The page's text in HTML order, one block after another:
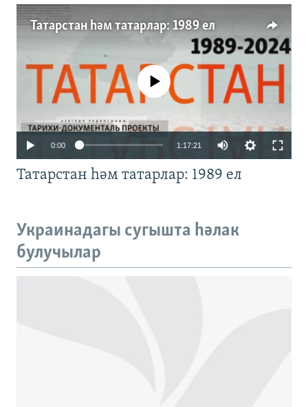
Татарстан һәм татарлар: 1989 ел
No media source currently available
0:00 1:17:21
720p
Татарстан һәм татарлар: 1989 ел
Украинадагы сугышта һәлак
булучылар